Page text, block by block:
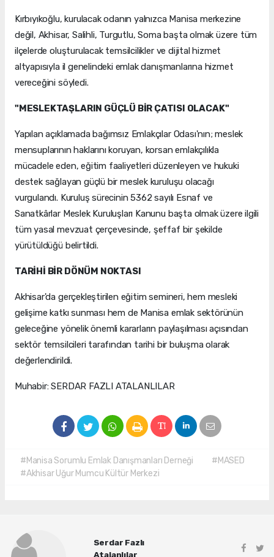
Kırbıyıkoğlu, kurulacak odanın yalnızca Manisa merkezine
değil, Akhisar, Salihli, Turgutlu, Soma başta olmak üzere tüm
ilçelerde oluşturulacak temsilcilikler ve dijital hizmet
altyapısıyla il genelindeki emlak danışmanlarına hizmet
vereceğini söyledi.
"MESLEKTAŞLARIN GÜÇLÜ BİR ÇATISI OLACAK"
Yapılan açıklamada bağımsız Emlakçılar Odası'nın; meslek
mensuplarının haklarını koruyan, korsan emlakçılıkla
mücadele eden, eğitim faaliyetleri düzenleyen ve hukuki
destek sağlayan güçlü bir meslek kuruluşu olacağı
vurgulandı. Kuruluş sürecinin 5362 sayılı Esnaf ve
Sanatkârlar Meslek Kuruluşları Kanunu başta olmak üzere ilgili
tüm yasal mevzuat çerçevesinde, şeffaf bir şekilde
yürütüldüğü belirtildi.
TARİHİ BİR DÖNÜM NOKTASI
Akhisar'da gerçekleştirilen eğitim semineri, hem mesleki
gelişime katkı sunması hem de Manisa emlak sektörünün
geleceğine yönelik önemli kararların paylaşılması açısından
sektör temsilcileri tarafından tarihi bir buluşma olarak
değerlendirildi.
Muhabir: SERDAR FAZLI ATALANLILAR
#Manisa Sorumlu Emlak Danışmanları Derneği
#MASED
#Akhisar Uğur Mumcu Kültür Merkezi
Serdar Fazlı
Atalanlılar